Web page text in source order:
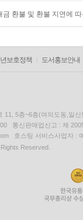
금 환불 및 환불 지연에
보호정책 도서홍보안내
11, 5층~6층(여의도동,일신
통신판매업신고 : 제
호스팅 서비스사업자 :
Reserved.